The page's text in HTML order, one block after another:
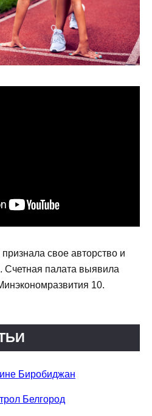
свое авторство и
Счетная палата выявила
10.
Биробиджан
Белгород